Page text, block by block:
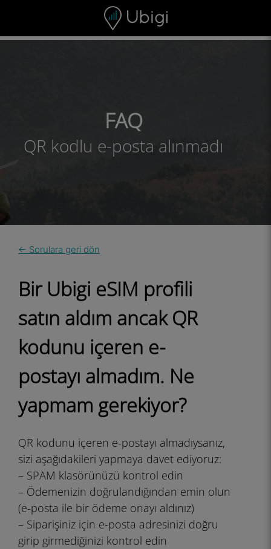
Gezinme çubuğu Alt bilgi
FAQ
QR kodlu e-posta alınmadı
← Sorulara geri dön
Bir Ubigi eSIM profili
satın aldım ancak QR
kodunu içeren e-
postayı almadım. Ne
yapmam gerekiyor?
QR kodunu içeren e-postayı almadıysanız,
sizi aşağıdakileri yapmaya davet ediyoruz:
– SPAM klasörünüzü kontrol edin
– Ödemenizin doğrulandığından emin olun
(e-posta ile bir ödeme onayı aldınız)
– Siparişiniz için e-posta adresinizi doğru
girip girmediğinizi kontrol edin